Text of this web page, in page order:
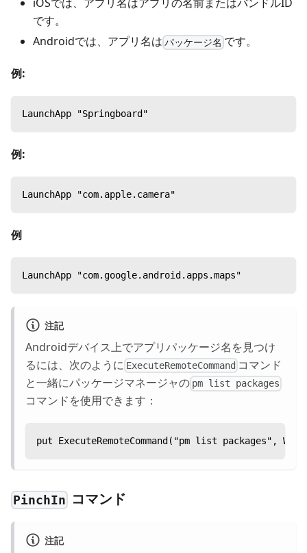
iOSでは、アプリ名はアプリの名前またはバンドルID
です。
Androidでは、アプリ名は パッケージ名 です。
例:
LaunchApp "Springboard"
例:
LaunchApp "com.apple.camera"
例
LaunchApp "com.google.android.apps.maps"
注記
Androidデバイス上でアプリパッケージ名を見つけ
るには、次のように ExecuteRemoteCommand コマンド
と一緒にパッケージマネージャの pm list packages
コマンドを使用できます：
put ExecuteRemoteCommand("pm list packages",
PinchIn コマンド
注記